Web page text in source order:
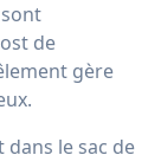
de
gère
le sac de